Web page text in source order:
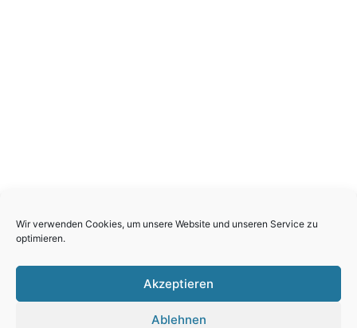
Wir verwenden Cookies, um unsere Website und unseren Service zu
optimieren.
Akzeptieren
Ablehnen